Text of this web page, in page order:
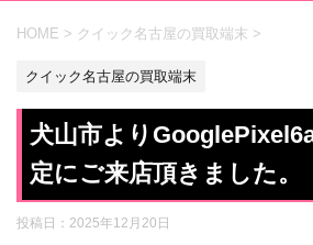
HOME > クイック名古屋の買取端末 >
クイック名古屋の買取端末
犬山市より
定にご来店頂きました。
投稿日： 2025年12月20日